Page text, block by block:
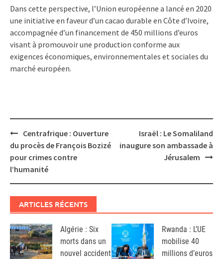
Dans cette perspective, l’Union européenne a lancé en 2020
une initiative en faveur d’un cacao durable en Côte d’Ivoire,
accompagnée d’un financement de 450 millions d’euros
visant à promouvoir une production conforme aux
exigences économiques, environnementales et sociales du
marché européen.
Post
navigation
Centrafrique : Ouverture
du procès de François Bozizé
pour crimes contre
l’humanité
Israël : Le Somaliland
inaugure son ambassade à
Jérusalem
ARTICLES RÉCENTS
Algérie : Six
morts dans un
nouvel accident
Rwanda : L’UE
mobilise 40
millions d’euros